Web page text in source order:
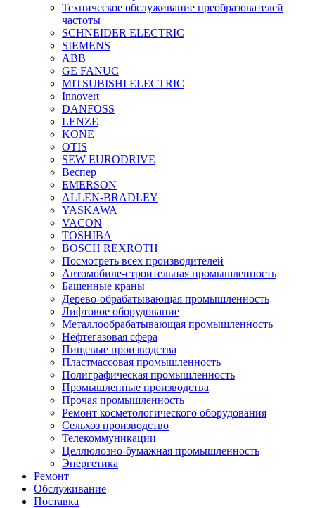
Техническое обслуживание преобразователей
частоты
SCHNEIDER ELECTRIC
SIEMENS
ABB
GE FANUC
MITSUBISHI ELECTRIC
Innovert
DANFOSS
LENZE
KONE
OTIS
SEW EURODRIVE
Веспер
EMERSON
ALLEN-BRADLEY
YASKAWA
VACON
TOSHIBA
BOSCH REXROTH
Посмотреть всех производителей
Автомобиле-строительная промышленность
Башенные краны
Дерево-обрабатывающая промышленность
Лифтовое оборудование
Металлообрабатывающая промышленность
Нефтегазовая сфера
Пищевые производства
Пластмассовая промышленность
Полиграфическая промышленность
Промышленные производства
Прочая промышленность
Ремонт косметологического оборудования
Сельхоз производство
Телекоммуникации
Целлюлозно-бумажная промышленность
Энергетика
Ремонт
Обслуживание
Поставка